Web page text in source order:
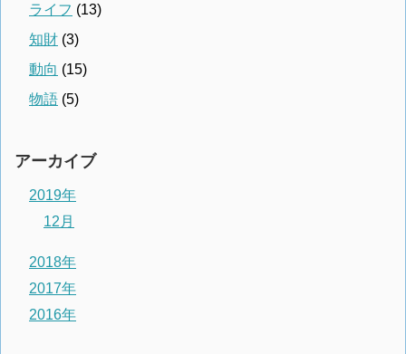
ライフ (13)
知財 (3)
動向 (15)
物語 (5)
アーカイブ
2019年
12月
2018年
2017年
2016年